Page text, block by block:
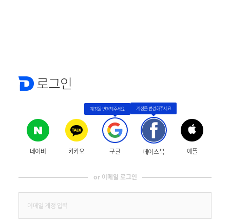
로그인
네이버 카카오 구글 페이스북 애플
or 이메일 로그인